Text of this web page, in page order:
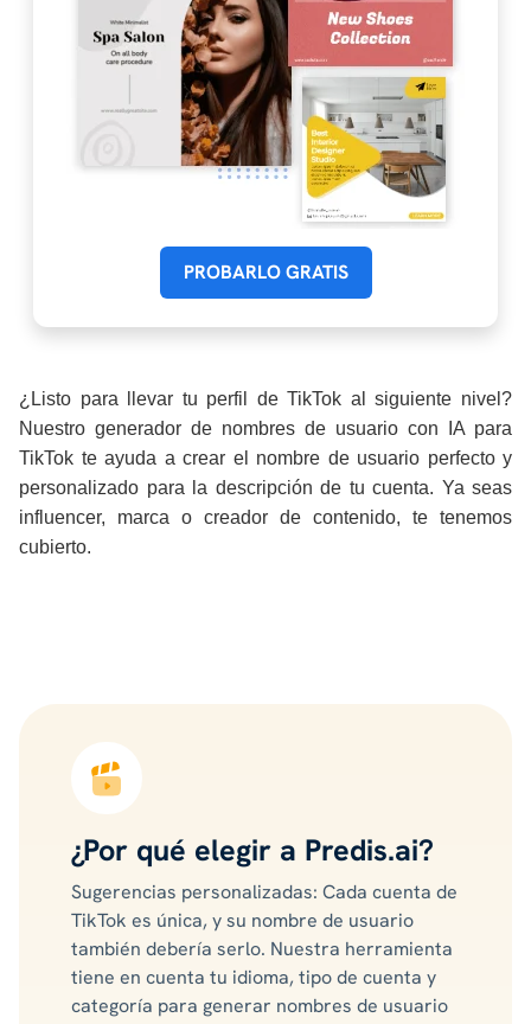
PROBARLO GRATIS
¿Listo para llevar tu perfil de TikTok al siguiente nivel?
Nuestro generador de nombres de usuario con IA para
TikTok te ayuda a crear el nombre de usuario perfecto y
personalizado para la descripción de tu cuenta. Ya seas
influencer, marca o creador de contenido, te tenemos
cubierto.
¿Por qué elegir a Predis.ai?
Sugerencias personalizadas: Cada cuenta de
TikTok es única, y su nombre de usuario
también debería serlo. Nuestra herramienta
tiene en cuenta tu idioma, tipo de cuenta y
categoría para generar nombres de usuario